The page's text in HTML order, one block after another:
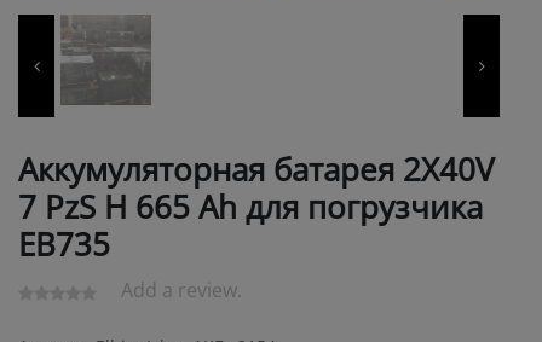
Аккумуляторная батарея 2X40V
7 PzS Н 665 Ah для погрузчика
ЕВ735
Add a review.